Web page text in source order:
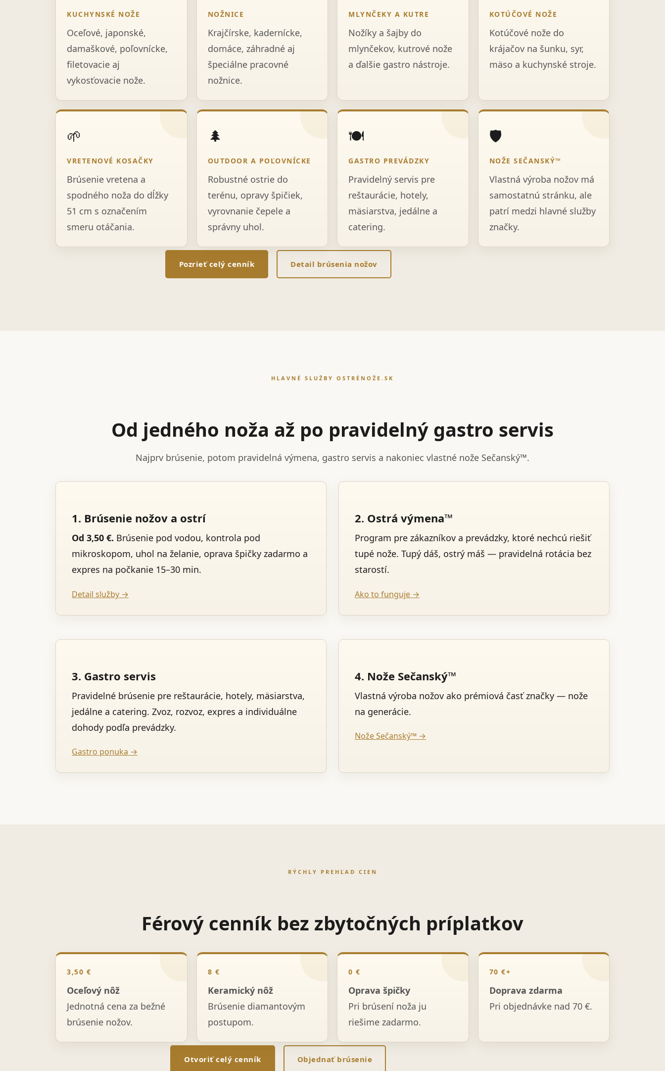
KUCHYNSKÉ NOŽE
Oceľové, japonské,
damaškové, poľovnícke,
filetovacie aj
vykosťovacie nože.
NOŽNICE
Krajčírske, kadernícke,
domáce, záhradné aj
špeciálne pracovné
nožnice.
MLYNČEKY A KUTRE
Nožíky a šajby do
mlynčekov, kutrové nože
a ďalšie gastro nástroje.
KOTÚČOVÉ NOŽE
Kotúčové nože do
krájačov na šunku, syr,
mäso a kuchynské stroje.
🌱
VRETENOVÉ KOSAČKY
Brúsenie vretena a
spodného noža do dĺžky
51 cm s označením
smeru otáčania.
🌲
OUTDOOR A POĽOVNÍCKE
Robustné ostrie do
terénu, opravy špičiek,
vyrovnanie čepele a
správny uhol.
🍽️
GASTRO PREVÁDZKY
Pravidelný servis pre
reštaurácie, hotely,
mäsiarstva, jedálne a
catering.
🛡️
NOŽE SEČANSKÝ™
Vlastná výroba nožov má
samostatnú stránku, ale
patrí medzi hlavné služby
značky.
Pozrieť celý cenník Detail brúsenia nožov
HLAVNÉ SLUŽBY OSTRÉNOŽE.SK
Od jedného noža až po pravidelný gastro servis
Najprv brúsenie, potom pravidelná výmena, gastro servis a nakoniec vlastné nože Sečanský™.
1. Brúsenie nožov a ostrí
Od 3,50 €. Brúsenie pod vodou, kontrola pod
mikroskopom, uhol na želanie, oprava špičky zadarmo a
expres na počkanie 15–30 min.
Detail služby →
2. Ostrá výmena™
Program pre zákazníkov a prevádzky, ktoré nechcú riešiť
tupé nože. Tupý dáš, ostrý máš — pravidelná rotácia bez
starostí.
Ako to funguje →
3. Gastro servis
Pravidelné brúsenie pre reštaurácie, hotely, mäsiarstva,
jedálne a catering. Zvoz, rozvoz, expres a individuálne
dohody podľa prevádzky.
Gastro ponuka →
4. Nože Sečanský™
Vlastná výroba nožov ako prémiová časť značky — nože
na generácie.
Nože Sečanský™ →
RÝCHLY PREHĽAD CIEN
Férový cenník bez zbytočných príplatkov
3,50 €
Oceľový nôž
Jednotná cena za bežné
brúsenie nožov.
8 €
Keramický nôž
Brúsenie diamantovým
postupom.
0 €
Oprava špičky
Pri brúsení noža ju
riešime zadarmo.
70 €+
Doprava zdarma
Pri objednávke nad 70 €.
Otvoriť celý cenník Objednať brúsenie